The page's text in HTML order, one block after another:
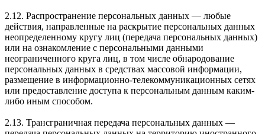
2.12. Распространение персональных данных — любые
действия, направленные на раскрытие персональных данных
неопределенному кругу лиц (передача персональных данных)
или на ознакомление с персональными данными
неограниченного круга лиц, в том числе обнародование
персональных данных в средствах массовой информации,
размещение в информационно-телекоммуникационных сетях
или предоставление доступа к персональным данным каким-
либо иным способом.
2.13. Трансграничная передача персональных данных —